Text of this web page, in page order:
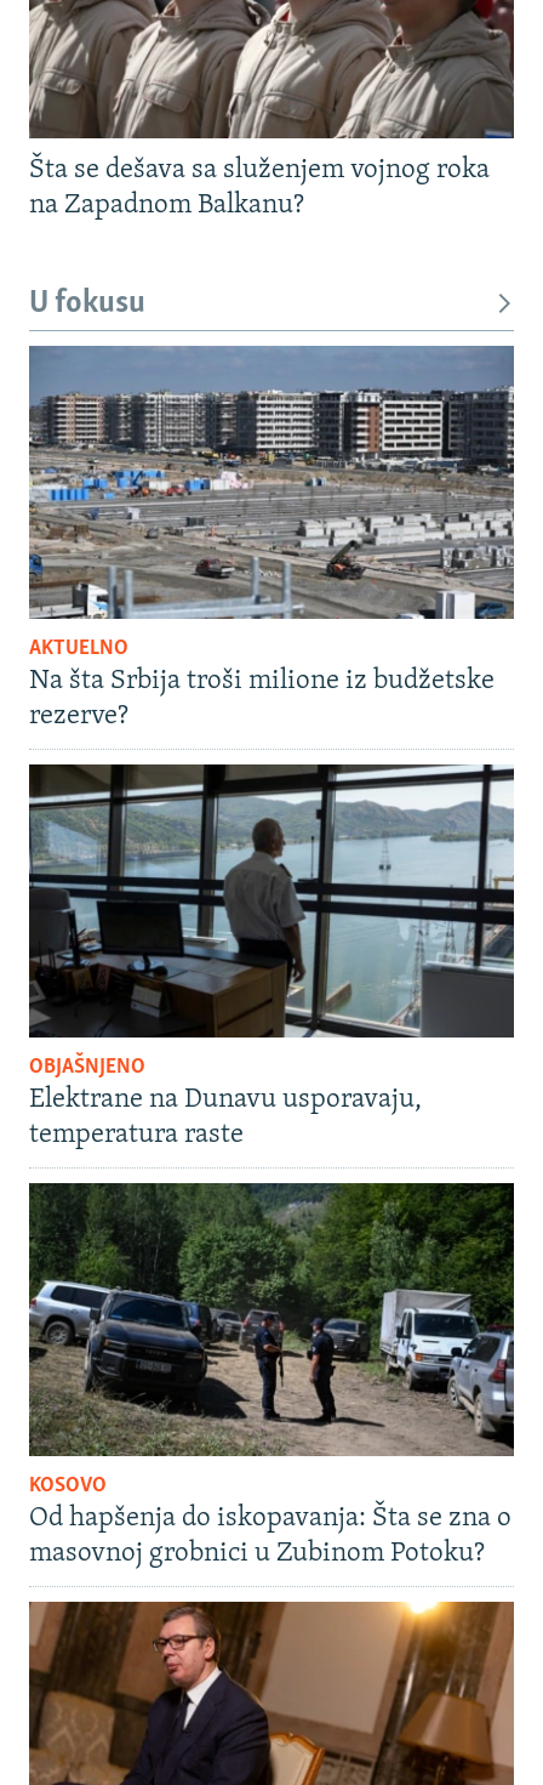
Šta se dešava sa služenjem vojnog roka
na Zapadnom Balkanu?
U fokusu
AKTUELNO
Na šta Srbija troši milione iz budžetske
rezerve?
OBJAŠNJENO
Elektrane na Dunavu usporavaju,
temperatura raste
KOSOVO
Od hapšenja do iskopavanja: Šta se zna o
masovnoj grobnici u Zubinom Potoku?